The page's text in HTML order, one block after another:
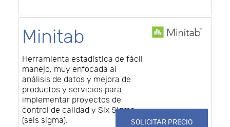
Minitab
Herramienta estadística de fácil
manejo, muy enfocada al
análisis de datos y mejora de
productos y servicios para
implementar proyectos de
control de calidad y Six Sigma
(seis sigma).
SOLICITAR PRECIO